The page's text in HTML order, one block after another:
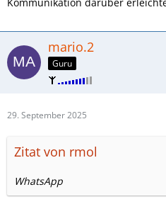
mario.2
Guru
29. September 2025
Zitat von rmol
WhatsApp